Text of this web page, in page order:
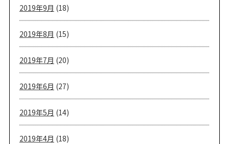
2019年9月 (18)
2019年8月 (15)
2019年7月 (20)
2019年6月 (27)
2019年5月 (14)
2019年4月 (18)